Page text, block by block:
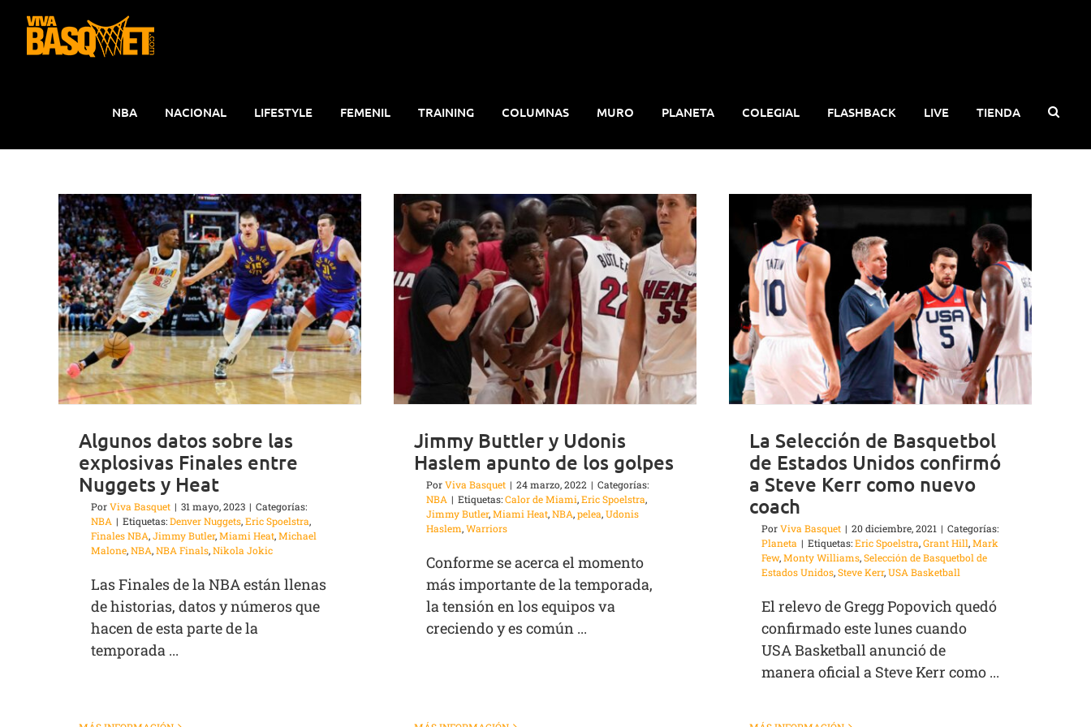
contenido
NBA NACIONAL LIFESTYLE FEMENIL TRAINING COLUMNAS MURO PLANETA COLEGIAL FLASHBACK LIVE TIENDA
Algunos datos sobre las
explosivas Finales entre
Nuggets y Heat
PorViva Basquet | 31 mayo, 2023 | Categorías:
NBA | Etiquetas:Denver Nuggets,Eric Spoelstra,
Finales NBA,Jimmy Butler,Miami Heat,Michael
Malone,NBA,NBA Finals,Nikola Jokic
Las Finales de la NBA están llenas
de historias, datos y números que
hacen de esta parte de la
temporada ...
Jimmy Buttler y Udonis
Haslem apunto de los golpes
PorViva Basquet | 24 marzo, 2022 | Categorías:
NBA | Etiquetas:Calor de Miami,Eric Spoelstra,
Jimmy Butler,Miami Heat,NBA,pelea,Udonis
Haslem,Warriors
Conforme se acerca el momento
más importante de la temporada,
la tensión en los equipos va
creciendo y es común ...
La Selección de Basquetbol
de Estados Unidos confirmó
a Steve Kerr como nuevo
coach
PorViva Basquet | 20 diciembre, 2021 | Categorías:
Planeta | Etiquetas:Eric Spoelstra,Grant Hill,Mark
Few,Monty Williams,Selección de Basquetbol de
Estados Unidos,Steve Kerr,USA Basketball
El relevo de Gregg Popovich quedó
confirmado este lunes cuando
USA Basketball anunció de
manera oficial a Steve Kerr como ...